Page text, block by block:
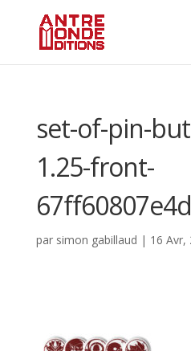
set-of-pin-
1.25-front-
par simon gabillaud | 16 Avr,